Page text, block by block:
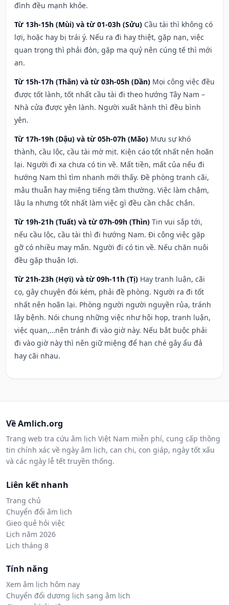
đình đều mạnh khỏe.
Từ 13h-15h (Mùi) và từ 01-03h (Sửu) Cầu tài thì không có
lợi, hoặc hay bị trái ý. Nếu ra đi hay thiệt, gặp nạn, việc
quan trọng thì phải đòn, gặp ma quỷ nên cúng tế thì mới
an.
Từ 15h-17h (Thân) và từ 03h-05h (Dần) Mọi công việc đều
được tốt lành, tốt nhất cầu tài đi theo hướng Tây Nam –
Nhà cửa được yên lành. Người xuất hành thì đều bình
yên.
Từ 17h-19h (Dậu) và từ 05h-07h (Mão) Mưu sự khó
thành, cầu lộc, cầu tài mờ mịt. Kiện cáo tốt nhất nên hoãn
lại. Người đi xa chưa có tin về. Mất tiền, mất của nếu đi
hướng Nam thì tìm nhanh mới thấy. Đề phòng tranh cãi,
mâu thuẫn hay miệng tiếng tầm thường. Việc làm chậm,
lâu la nhưng tốt nhất làm việc gì đều cần chắc chắn.
Từ 19h-21h (Tuất) và từ 07h-09h (Thìn) Tin vui sắp tới,
nếu cầu lộc, cầu tài thì đi hướng Nam. Đi công việc gặp
gỡ có nhiều may mắn. Người đi có tin về. Nếu chăn nuôi
đều gặp thuận lợi.
Từ 21h-23h (Hợi) và từ 09h-11h (Tị) Hay tranh luận, cãi
cọ, gây chuyện đói kém, phải đề phòng. Người ra đi tốt
nhất nên hoãn lại. Phòng người người nguyền rủa, tránh
lây bệnh. Nói chung những việc như hội họp, tranh luận,
việc quan,…nên tránh đi vào giờ này. Nếu bắt buộc phải
đi vào giờ này thì nên giữ miệng để hạn ché gây ẩu đả
hay cãi nhau.
Về Amlich.org
Trang web tra cứu âm lịch Việt Nam miễn phí, cung cấp thông
tin chính xác về ngày âm lịch, can chi, con giáp, ngày tốt xấu
và các ngày lễ tết truyền thống.
Liên kết nhanh
Trang chủ
Chuyển đổi âm lịch
Gieo quẻ hỏi việc
Lịch năm 2026
Lịch tháng 8
Tính năng
Xem âm lịch hôm nay
Chuyển đổi dương lịch sang âm lịch